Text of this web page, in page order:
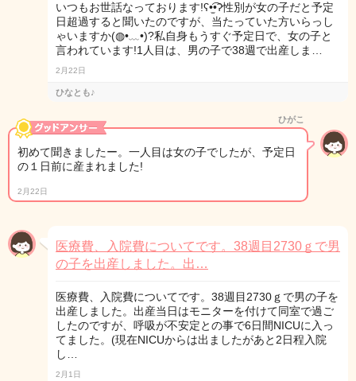
いつもお世話なっております!ʕ•̫͡•ʔ性別が女の子だと予定
日超過すると聞いたのですが、当たっていた方いらっし
ゃいますか(◍•﹏•)?私自身もうすぐ予定日で、女の子と
言われています!1人目は、男の子で38週で出産しま…
2月22日
ひなとも♪
ひがこ
初めて聞きましたー。一人目は女の子でしたが、予定日
の１日前に産まれました!
2月22日
医療費、入院費についてです。38週目2730ｇで男
の子を出産しました。出…
医療費、入院費についてです。38週目2730ｇで男の子を
出産しました。出産当日はモニターを付けて同室で過ご
したのですが、呼吸が不安定との事で6日間NICUに入っ
てました。(現在NICUからは出ましたがあと2日程入院
し…
2月1日